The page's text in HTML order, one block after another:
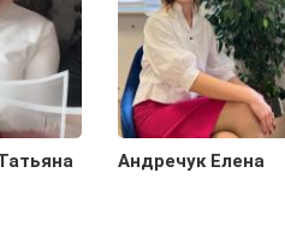
Андречук Елена